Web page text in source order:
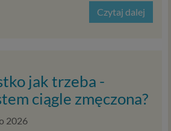
Czytaj dalej
jak trzeba -
ciągle zmęczona?
2026
możesz potrzebować) reklamodawcy
ograniczenia zakresu lub
dowolnym momencie.
naszych usług, przetwarzane będą